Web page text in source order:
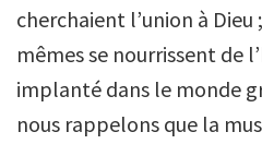
cherchaient l’union à
mêmes se nourrissent de
implanté dans le monde
nous rappelons que la